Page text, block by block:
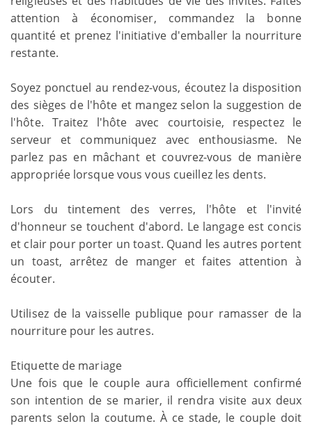
attention à économiser, commandez la bonne
quantité et prenez l'initiative d'emballer la nourriture
restante.
Soyez ponctuel au rendez-vous, écoutez la disposition
des sièges de l'hôte et mangez selon la suggestion de
l'hôte. Traitez l'hôte avec courtoisie, respectez le
serveur et communiquez avec enthousiasme. Ne
parlez pas en mâchant et couvrez-vous de manière
appropriée lorsque vous vous cueillez les dents.
Lors du tintement des verres, l'hôte et l'invité
d'honneur se touchent d'abord. Le langage est concis
et clair pour porter un toast. Quand les autres portent
un toast, arrêtez de manger et faites attention à
écouter.
Utilisez de la vaisselle publique pour ramasser de la
nourriture pour les autres.
Etiquette de mariage
Une fois que le couple aura officiellement confirmé
son intention de se marier, il rendra visite aux deux
parents selon la coutume. À ce stade, le couple doit